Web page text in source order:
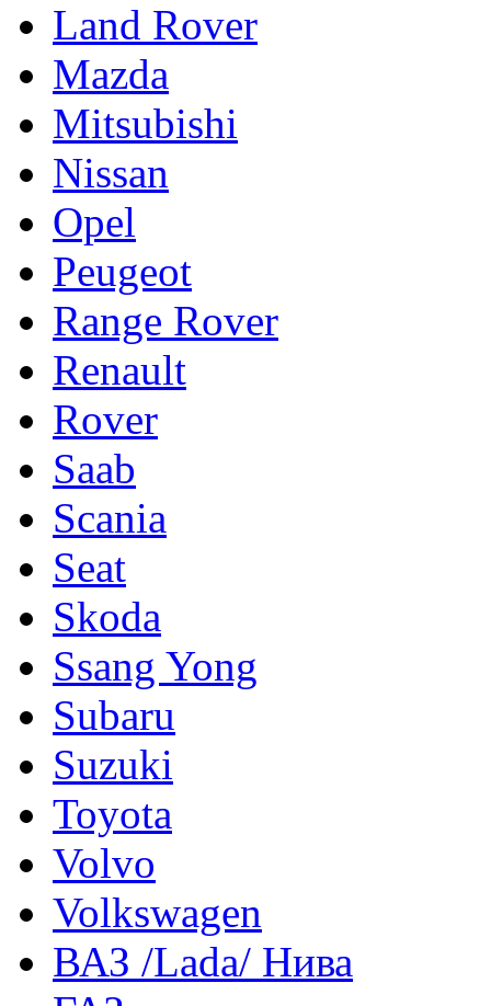
Land Rover
Mazda
Mitsubishi
Nissan
Opel
Peugeot
Range Rover
Renault
Rover
Saab
Scania
Seat
Skoda
Ssang Yong
Subaru
Suzuki
Toyota
Volvo
Volkswagen
ВАЗ /Lada/ Нива